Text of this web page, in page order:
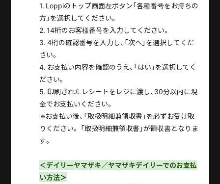
1. Loppiのトップ画面左ボタン「各種番号をお持ちの
方」を選択してください。
2. 14桁のお客様番号を入力してください。
3. 4桁の確認番号を入力し、「次へ」を選択してくだ
さい。
4. お支払い内容を確認のうえ、「はい」を選択してく
ださい。
5. 印刷されたレシートをレジに渡し、30分以内に現
金でお支払いください。
※お支払い後、「取扱明細兼領収書」を必ずお受け取
りください。 「取扱明細兼領収書」が領収書となりま
す。
＜デイリーヤマザキ／ヤマザキデイリーでのお支払
い方法＞